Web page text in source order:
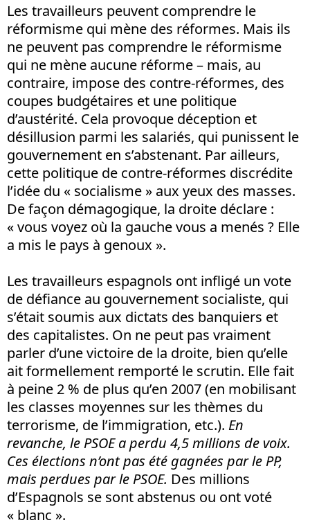
Les travailleurs peuvent comprendre le
réformisme qui mène des réformes. Mais ils
ne peuvent pas comprendre le réformisme
qui ne mène aucune réforme – mais, au
contraire, impose des contre-réformes, des
coupes budgétaires et une politique
d’austérité. Cela provoque déception et
désillusion parmi les salariés, qui punissent le
gouvernement en s’abstenant. Par ailleurs,
cette politique de contre-réformes discrédite
l’idée du « socialisme » aux yeux des masses.
De façon démagogique, la droite déclare :
« vous voyez où la gauche vous a menés ? Elle
a mis le pays à genoux ».
Les travailleurs espagnols ont infligé un vote
de défiance au gouvernement socialiste, qui
s’était soumis aux dictats des banquiers et
des capitalistes. On ne peut pas vraiment
parler d’une victoire de la droite, bien qu’elle
ait formellement remporté le scrutin. Elle fait
à peine 2 % de plus qu’en 2007 (en mobilisant
les classes moyennes sur les thèmes du
terrorisme, de l’immigration, etc.). En
revanche, le PSOE a perdu 4,5 millions de voix.
Ces élections n’ont pas été gagnées par le PP,
mais perdues par le PSOE. Des millions
d’Espagnols se sont abstenus ou ont voté
« blanc ».